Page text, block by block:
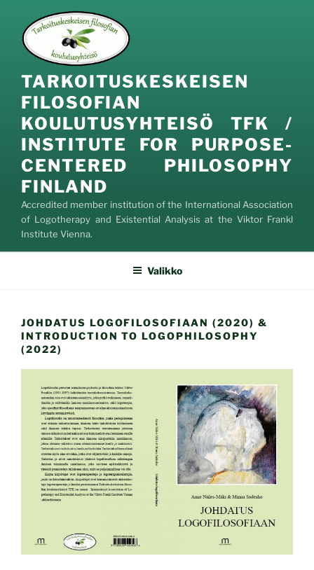
sisältöön
TARKOITUSKESKEISEN
FILOSOFIAN
KOULUTUSYHTEISÖ TFK /
INSTITUTE FOR PURPOSE-
CENTERED PHILOSOPHY
FINLAND
Accredited member institution of the International Association
of Logotherapy and Existential Analysis at the Viktor Frankl
Institute Vienna.
Valikko
JOHDATUS LOGOFILOSOFIAAN (2020) &
INTRODUCTION TO LOGOPHILOSOPHY
(2022)